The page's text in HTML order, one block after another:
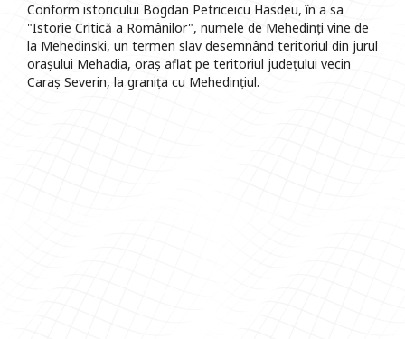
Conform istoricului Bogdan Petriceicu Hasdeu, în a sa
"Istorie Critică a Românilor", numele de Mehedinți vine de
la Mehedinski, un termen slav desemnând teritoriul din jurul
orașului Mehadia, oraș aflat pe teritoriul județului vecin
Caraș Severin, la granița cu Mehedințiul.